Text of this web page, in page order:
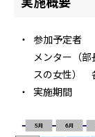
参加予定者
メンター（
スの女性）
実施期間